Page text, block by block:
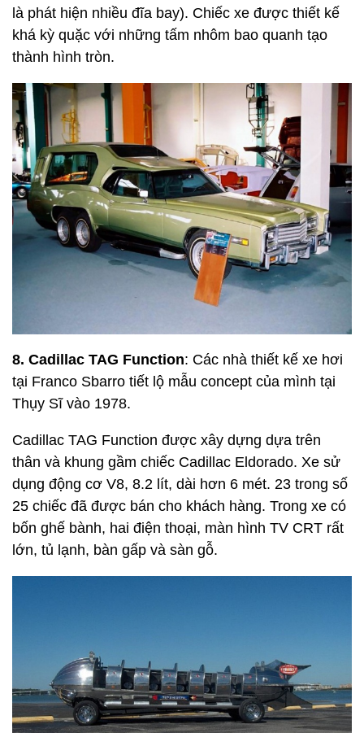
là phát hiện nhiều đĩa bay). Chiếc xe được thiết kế
khá kỳ quặc với những tấm nhôm bao quanh tạo
thành hình tròn.
8. Cadillac TAG Function: Các nhà thiết kế xe hơi
tại Franco Sbarro tiết lộ mẫu concept của mình tại
Thụy Sĩ vào 1978.
Cadillac TAG Function được xây dựng dựa trên
thân và khung gầm chiếc Cadillac Eldorado. Xe sử
dụng động cơ V8, 8.2 lít, dài hơn 6 mét. 23 trong số
25 chiếc đã được bán cho khách hàng. Trong xe có
bốn ghế bành, hai điện thoại, màn hình TV CRT rất
lớn, tủ lạnh, bàn gấp và sàn gỗ.